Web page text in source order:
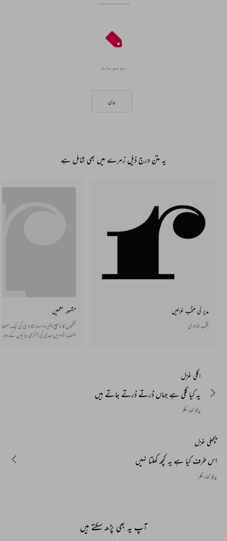
موضوعات
بدن
یہ متن درج ذیل زمرے میں بھی شامل ہے
مدیر کی منتخب غزلیں
منتخب شاعری
مشہور نظمیں
نظموں کا وسیع ذخیرہ-اردو شاعری کی ایک
صنف انیسویں صدی کی آخری دہائیوں کے
اگلی غزل
یہ کیا گلی ہے جہاں ڈرتے ڈرتے جاتے ہیں
پریم کمار نظر
پچھلی غزل
اس طرف کیا ہے یہ کچھ کھلتا نہیں
پریم کمار نظر
آپ یہ بھی پڑھ سکتے ہیں